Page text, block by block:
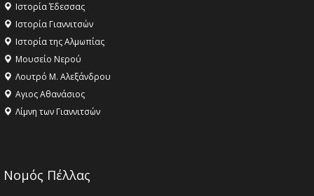
Ιστορία Έδεσσας
Ιστορία Γιαννιτσών
Ιστορία της Αλμωπίας
Μουσείο Νερού
Λουτρό Μ. Αλεξάνδρου
Αγιος Αθανάσιος
Λίμνη των Γιαννιτσών
Νομός Πέλλας